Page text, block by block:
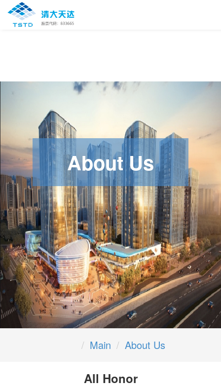
About Us
Main About Us
All Honor